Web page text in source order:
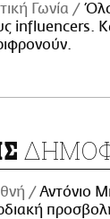
Γωνία
influencers.
Αντόνιο